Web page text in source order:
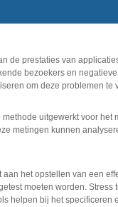
de prestaties van
bezoekers en
om deze problemen te
uitgewerkt voor het
metingen kunnen
het opstellen van een
moeten worden. Stress
helpen bij het specificeren